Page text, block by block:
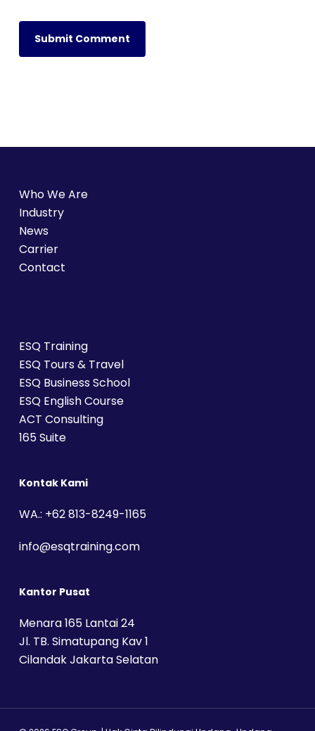
Who We Are
Industry
News
Carrier
Contact
ESQ Training
ESQ Tours & Travel
ESQ Business School
ESQ English Course
ACT Consulting
165 Suite
Kontak Kami
WA.: +62 813-8249-1165
info@esqtraining.com
Kantor Pusat
Menara 165 Lantai 24
Jl. TB. Simatupang Kav 1
Cilandak Jakarta Selatan